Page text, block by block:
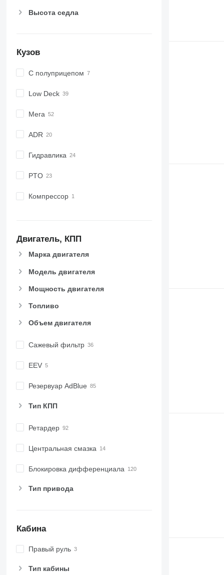
Высота седла
Кузов
С полуприцепом
Low Deck
Мега
ADR
Гидравлика
PTO
Компрессор
Двигатель, КПП
Марка двигателя
Модель двигателя
Мощность двигателя
Топливо
Объем двигателя
Сажевый фильтр
EEV
Резервуар AdBlue
Тип КПП
Ретардер
Центральная смазка
Блокировка дифференциала
Тип привода
Кабина
Правый руль
Тип кабины